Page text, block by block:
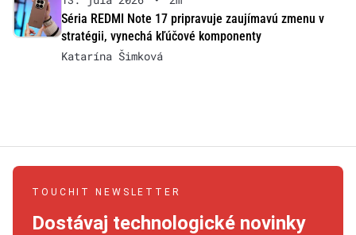
Séria REDMI Note 17 pripravuje zaujímavú zmenu v
stratégii, vynechá kľúčové komponenty
Katarína Šimková
TOUCHIT NEWSLETTER
Dostávaj technologické novinky